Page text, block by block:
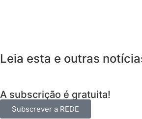
Leia esta e outras
A subscrição é gratuita!
Subscrever a REDE